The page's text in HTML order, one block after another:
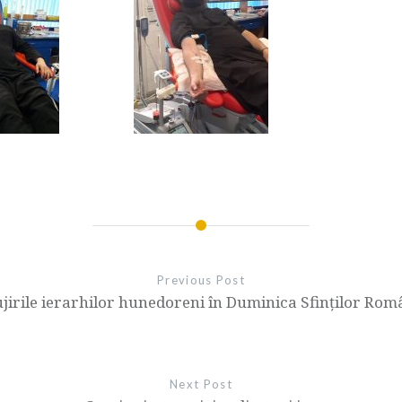
Previous Post
ierarhilor hunedoreni în Duminica Sfinților
Next Post